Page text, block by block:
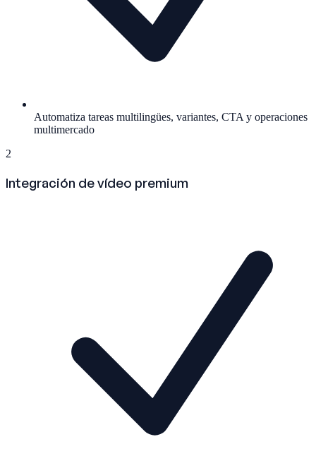
Automatiza tareas multilingües, variantes, CTA y operaciones
multimercado
2
Integración de vídeo premium